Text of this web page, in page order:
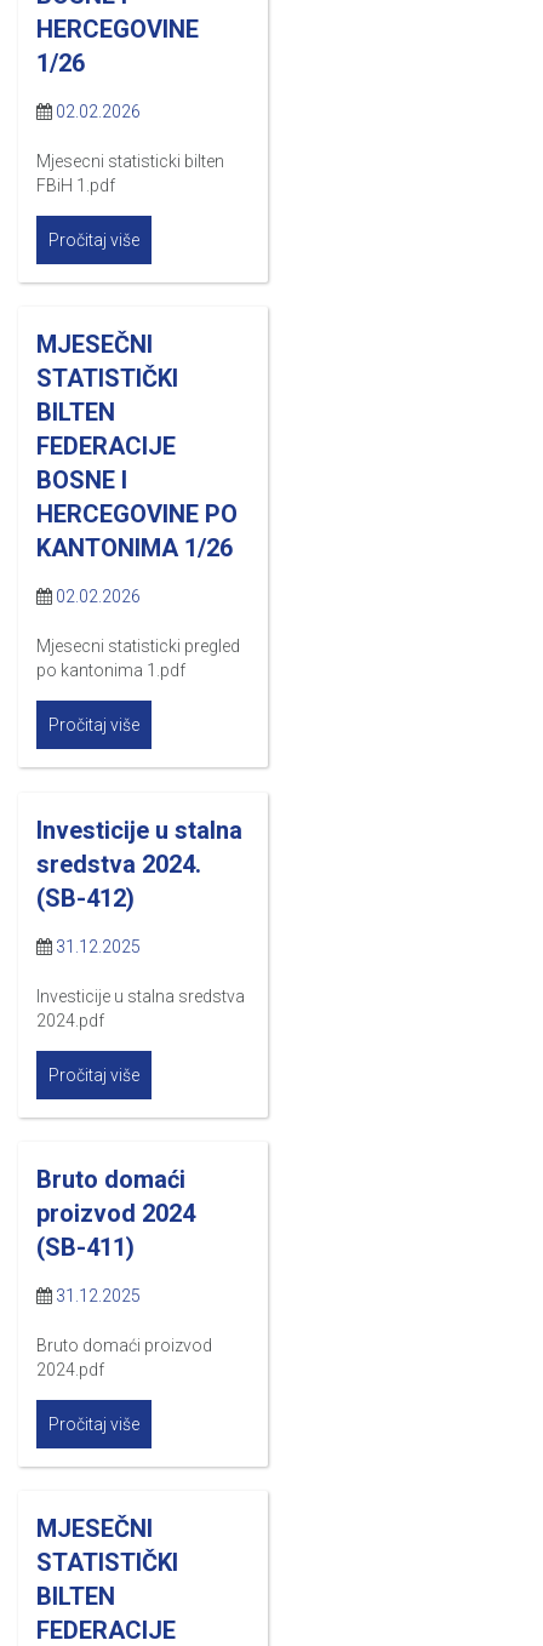
HERCEGOVINE
1/26
02.02.2026
Mjesecni statisticki bilten
FBiH 1.pdf
Pročitaj više
MJESEČNI
STATISTIČKI
BILTEN
FEDERACIJE
BOSNE I
HERCEGOVINE PO
KANTONIMA 1/26
02.02.2026
Mjesecni statisticki pregled
po kantonima 1.pdf
Pročitaj više
Investicije u stalna
sredstva 2024.
(SB-412)
31.12.2025
Investicije u stalna sredstva
2024.pdf
Pročitaj više
Bruto domaći
proizvod 2024
(SB-411)
31.12.2025
Bruto domaći proizvod
2024.pdf
Pročitaj više
MJESEČNI
STATISTIČKI
BILTEN
FEDERACIJE